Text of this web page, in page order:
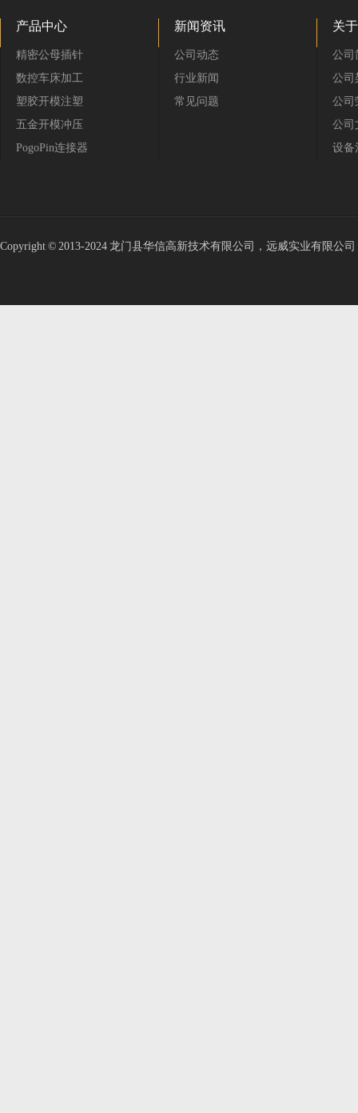
产品中心
精密公母插针
数控车床加工
塑胶开模注塑
五金开模冲压
PogoPin连接器
新闻资讯
公司动态
行业新闻
常见问题
关
公司
公司
公司
公司
设备
Copyright © 2013-2024 龙门县华信高新技术有限公司，远威实业有限公